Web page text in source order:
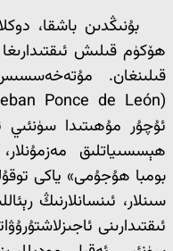
بۇنىڭدىن باشقا،
ھۆكۈم قىلىش
قىلىنغان.
ئۇچۇر مۇھىتىدا سۈنئىي
ھېسسىياتلىق
بومبا ھۇجۇمى» ياكى
سىنلار، ئىنسانلارنىڭ
ئىقتىدارىنى